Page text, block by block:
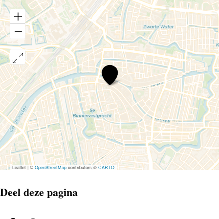
Dmitri
Makthin,
Miguel
da
Silva
&
Kyril
Zlotnikov
–
Just
Beethoven
Leaflet|©OpenStreetMapcontributors ©CARTO
Deel deze pagina